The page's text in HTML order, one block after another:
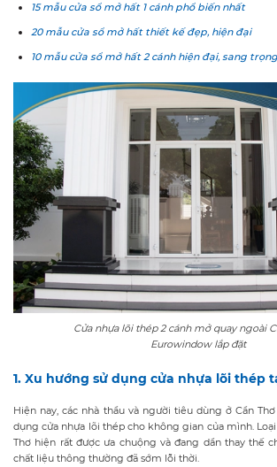
15 mẫu cửa sổ mở hất 1 cánh phổ biến nhất
20 mẫu cửa sổ mở hất thiết kế đẹp, hiện đại
10 mẫu cửa sổ mở hất 2 cánh hiện đại, sang trọng
Cửa nhựa lõi thép 2 cánh mở quay ngoài
Eurowindow lắp đặt
1. Xu hướng sử dụng cửa nhựa lõi thép
Hiện nay, các nhà thầu và người tiêu dùng ở Cần
dụng cửa nhựa lõi thép cho không gian của mình.
Thơ hiện rất được ưa chuộng và đang dần thay thế
chất liệu thông thường đã sớm lỗi thời.